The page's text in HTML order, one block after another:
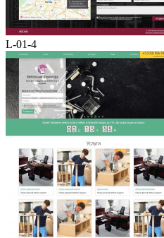
L-01-4